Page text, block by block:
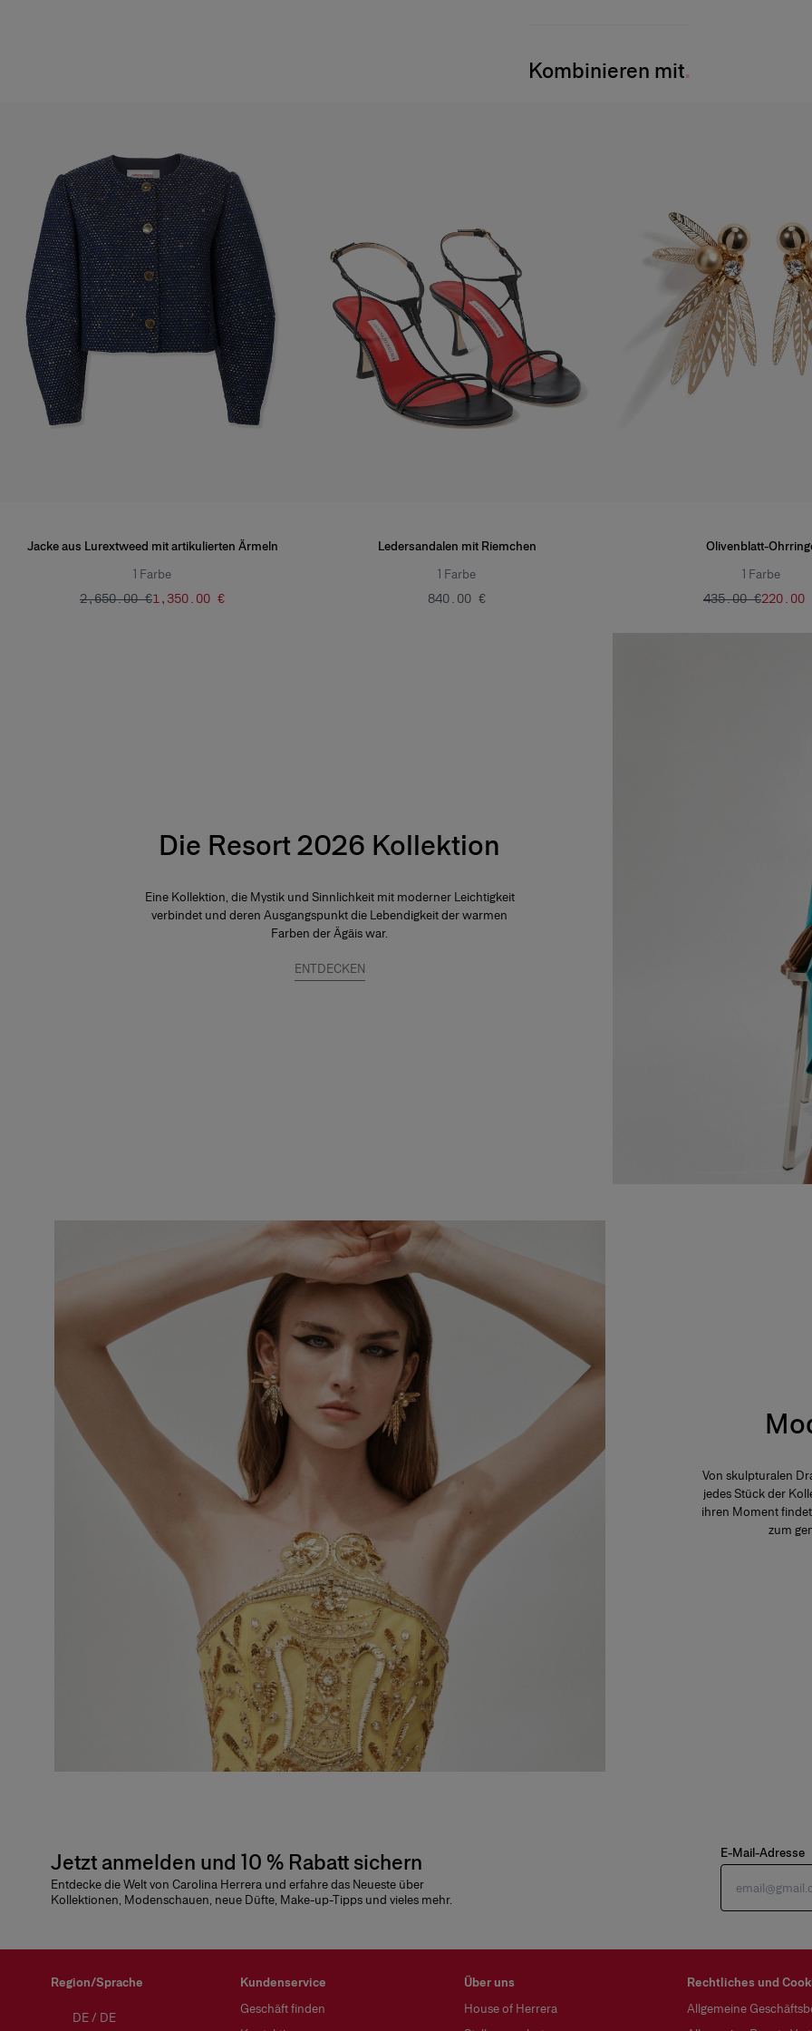
Kombinieren mit
Jacke aus Lurextweed mit artikulierten Ärmeln
1 Farbe
‌2,650.00 €‌1,350.00 €
Ledersandalen mit Riemchen
1 Farbe
‌840.00 €
Olivenblatt-
1 Farbe
‌435.00 €‌220.00
Die Resort 2026 Kollektion
Eine Kollektion, die Mystik und Sinnlichkeit mit moderner Leichtigkeit
verbindet und deren Ausgangspunkt die Lebendigkeit der warmen
Farben der Ägäis war.
ENTDECKEN
Von skulpturalen
jedes Stück der
ihren Moment
zum
Jetzt anmelden und 10 % Rabatt sichern
Entdecke die Welt von Carolina Herrera und erfahre das Neueste über
Kollektionen, Modenschauen, neue Düfte, Make-up-Tipps und vieles mehr.
E-Mail-Adresse
Region/Sprache
DE/ DE
Kundenservice
Geschäft finden
Über uns
House of Herrera
Rechtliches und
Allgemeine